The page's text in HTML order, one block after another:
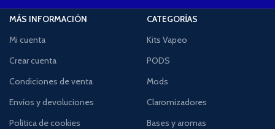
MÁS INFORMACIÓN
Mi cuenta
Crear cuenta
Condiciones de venta
Envíos y devoluciones
Política de cookies
CATEGORÍAS
Kits Vapeo
PODS
Mods
Claromizadores
Bases y aromas